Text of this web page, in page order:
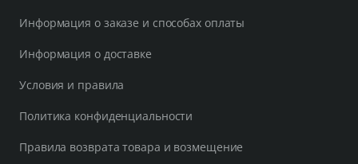
Информация о заказе и способах оплаты
Информация о доставке
Условия и правила
Политика конфиденциальности
Правила возврата товара и возмещение